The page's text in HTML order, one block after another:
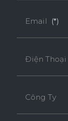
Email (*)
Điện Thoại
Công Ty